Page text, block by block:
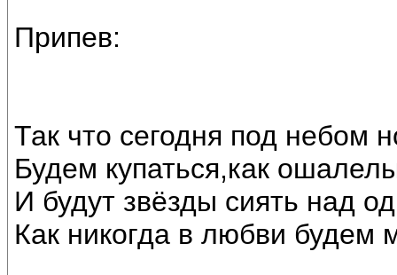
Припев:
Так что сегодня под небом
Будем купаться,как
И будут звёзды сиять над
Как никогда в любви